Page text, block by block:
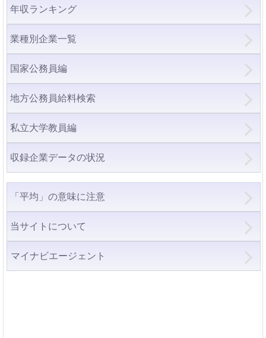
年収ランキング
業種別企業一覧
国家公務員編
地方公務員給料検索
私立大学教員編
収録企業データの状況
「平均」の意味に注意
当サイトについて
マイナビエージェント